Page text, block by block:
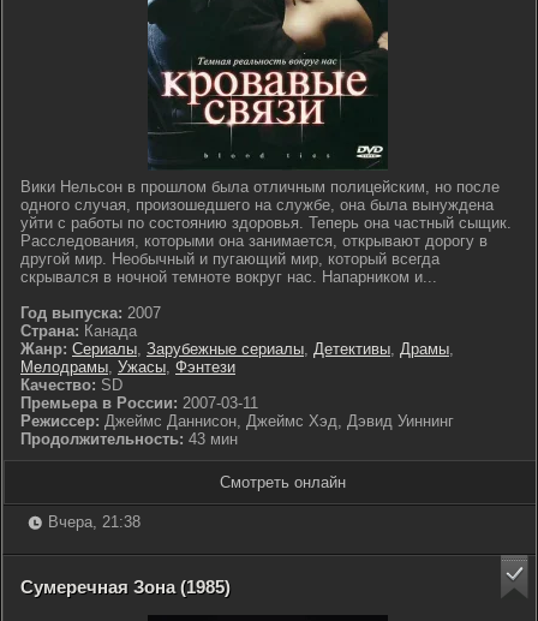
Вики Нельсон в прошлом была отличным полицейским, но после
одного случая, произошедшего на службе, она была вынуждена
уйти с работы по состоянию здоровья. Теперь она частный сыщик.
Расследования, которыми она занимается, открывают дорогу в
другой мир. Необычный и пугающий мир, который всегда
скрывался в ночной темноте вокруг нас. Напарником и...
Год выпуска: 2007
Страна: Канада
Жанр: Сериалы, Зарубежные сериалы, Детективы, Драмы,
Мелодрамы, Ужасы, Фэнтези
Качество: SD
Премьера в России: 2007-03-11
Режиссер: Джеймс Даннисон, Джеймс Хэд, Дэвид Уиннинг
Продолжительность: 43 мин
Смотреть онлайн
Вчера, 21:38
Сумеречная Зона (1985)